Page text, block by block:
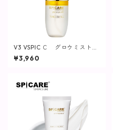
V3 VSPIC Ｃ グロウミスト
【SPICARE／スピケア】
¥3,960